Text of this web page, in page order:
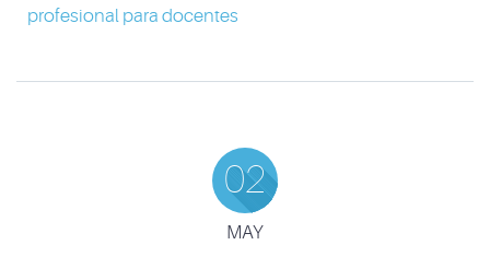
profesional para docentes
02
MAY